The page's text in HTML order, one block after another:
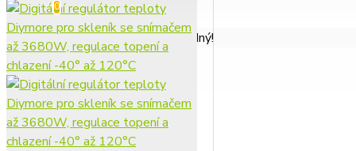
HNOJIVA A
SUBSTRÁTY
0
Váš nákupní košík je prázdný!